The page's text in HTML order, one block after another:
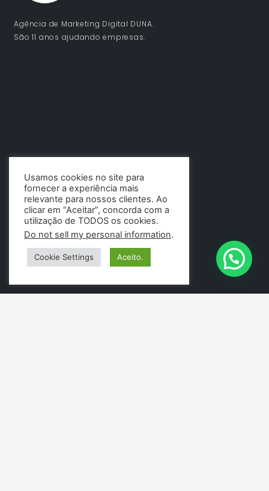
Agência de Marketing Digital DUNA.
São 11 anos ajudando empresas.
Usamos cookies no site para
fornecer a experiência mais
relevante para nossos clientes. Ao
clicar em “Aceitar”, concorda com a
utilização de TODOS os cookies.
Do not sell my personal information.
Cookie Settings Aceito.